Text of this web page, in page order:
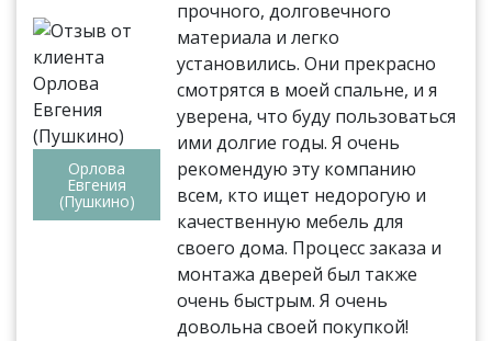
Орлова
Евгения
(Пушкино)
прочного, долговечного
материала и легко
установились. Они прекрасно
смотрятся в моей спальне, и я
уверена, что буду пользоваться
ими долгие годы. Я очень
рекомендую эту компанию
всем, кто ищет недорогую и
качественную мебель для
своего дома. Процесс заказа и
монтажа дверей был также
очень быстрым. Я очень
довольна своей покупкой!